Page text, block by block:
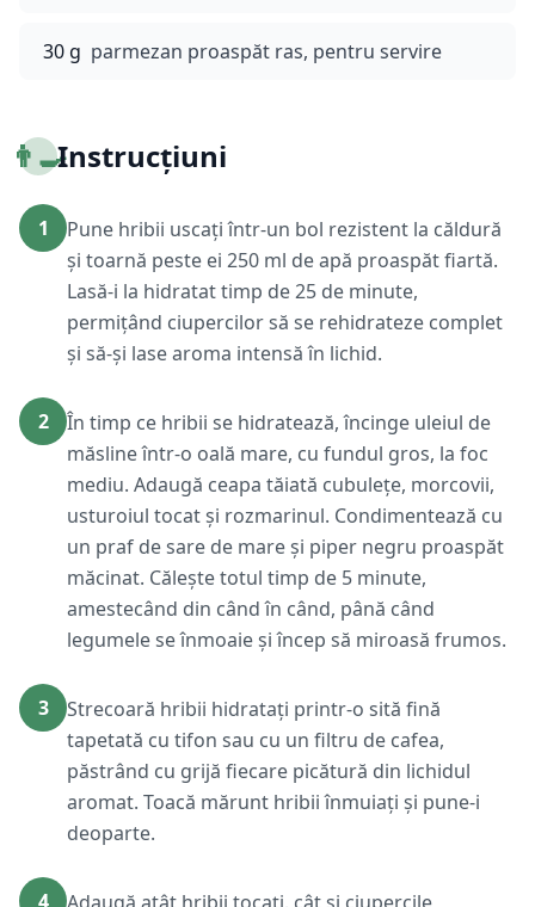
30 g parmezan proaspăt ras, pentru servire
👨‍🍳Instrucțiuni
1
Pune hribii uscați într-un bol rezistent la căldură
și toarnă peste ei 250 ml de apă proaspăt fiartă.
Lasă-i la hidratat timp de 25 de minute,
permițând ciupercilor să se rehidrateze complet
și să-și lase aroma intensă în lichid.
2
În timp ce hribii se hidratează, încinge uleiul de
măsline într-o oală mare, cu fundul gros, la foc
mediu. Adaugă ceapa tăiată cubulețe, morcovii,
usturoiul tocat și rozmarinul. Condimentează cu
un praf de sare de mare și piper negru proaspăt
măcinat. Călește totul timp de 5 minute,
amestecând din când în când, până când
legumele se înmoaie și încep să miroasă frumos.
3
Strecoară hribii hidratați printr-o sită fină
tapetată cu tifon sau cu un filtru de cafea,
păstrând cu grijă fiecare picătură din lichidul
aromat. Toacă mărunt hribii înmuiați și pune-i
deoparte.
4